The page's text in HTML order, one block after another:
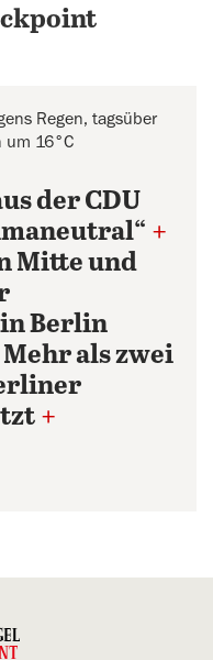
Regen, tagsüber
um 16°C
der CDU
+
Mitte und
Berlin
Mehr als zwei
+